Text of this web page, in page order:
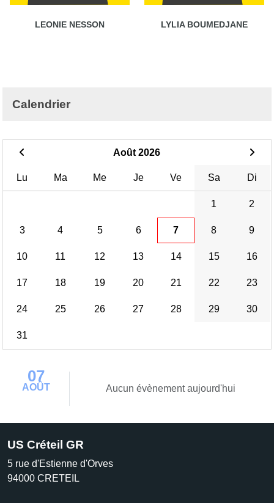
LEONIE NESSON LYLIA BOUMEDJANE
Calendrier
Août 2026
Lu Ma Me Je Ve Sa Di
1 2
3 4 5 6 7 8 9
10 11 12 13 14 15 16
17 18 19 20 21 22 23
24 25 26 27 28 29 30
31
07
AOÛT Aucun évènement aujourd'hui
US Créteil GR
5 rue d'Estienne d'Orves
94000 CRETEIL